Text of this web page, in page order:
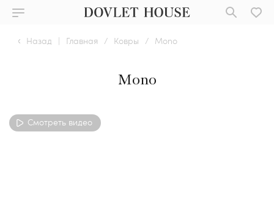
Назад | Главная / Ковры / Mono
Mono
Смотреть видео